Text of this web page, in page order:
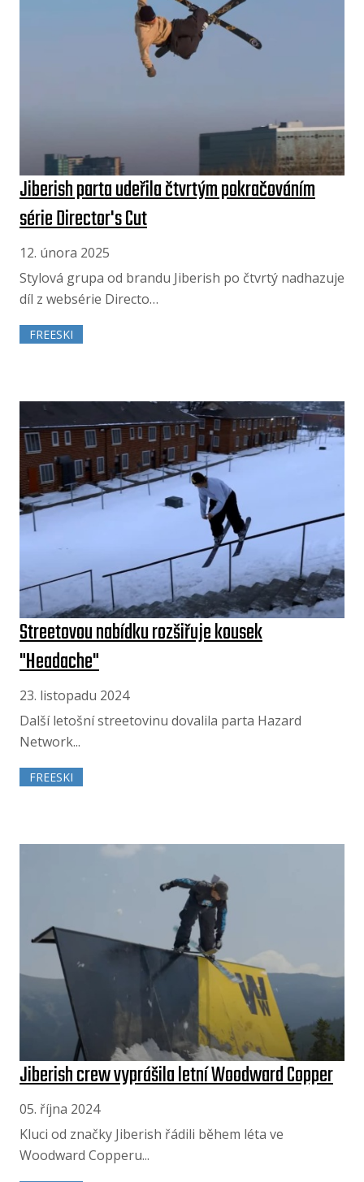
Jiberish parta udeřila čtvrtým pokračováním
série Director's Cut
12. února 2025
Stylová grupa od brandu Jiberish po čtvrtý nadhazuje
díl z websérie Directo…
FREESKI
Streetovou nabídku rozšiřuje kousek
"Headache"
23. listopadu 2024
Další letošní streetovinu dovalila parta Hazard
Network...
FREESKI
Jiberish crew vyprášila letní Woodward Copper
05. října 2024
Kluci od značky Jiberish řádili během léta ve
Woodward Copperu...